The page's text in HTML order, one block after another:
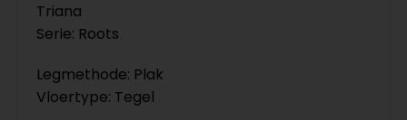
Triana
Serie: Roots
Legmethode: Plak
Vloertype: Tegel